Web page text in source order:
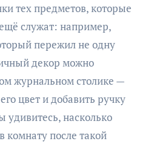
тех предметов, которые
служат: например,
пережил не одну
декор можно
журнальном столике —
цвет и добавить ручку
насколько
комнату после такой